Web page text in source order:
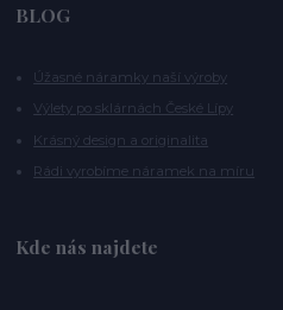
BLOG
Úžasné náramky naší výroby
Výlety po sklárnách České Lípy
Krásný design a originalita
Rádi vyrobíme náramek na míru
Kde nás najdete